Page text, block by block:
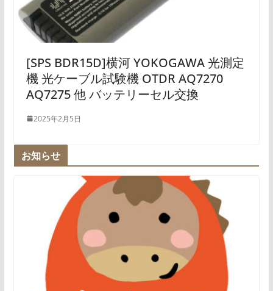
[SPS BDR15D]横河 YOKOGAWA 光測定
機 光ケーブル試験機 OTDR AQ7270
AQ7275 他 バッテリーセル交換
2025年2月5日
お知らせ